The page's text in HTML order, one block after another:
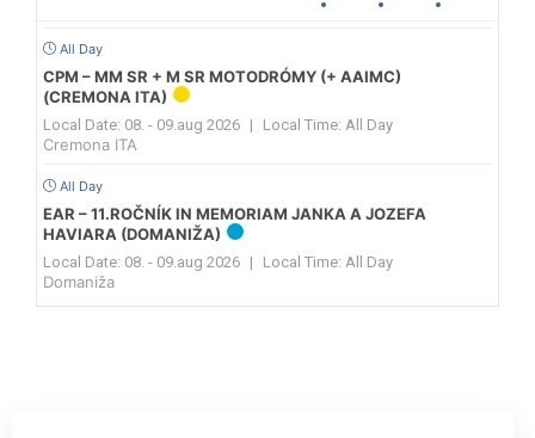
All Day
CPM – MM SR + M SR MOTODRÓMY (+ AAIMC)
(CREMONA ITA)
Local Date: 08. - 09.aug 2026 | Local Time: All Day
Cremona ITA
All Day
EAR – 11.ROČNÍK IN MEMORIAM JANKA A JOZEFA
HAVIARA (DOMANIŽA)
Local Date: 08. - 09.aug 2026 | Local Time: All Day
Domaniža